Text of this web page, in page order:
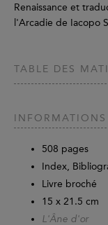
Renaissance et
l'Arcadie de Iacopo
TABLE DES
INFORMATIONS
508 pages
Index,
Livre broché
15 x 21.5 cm
L'Âne d'or